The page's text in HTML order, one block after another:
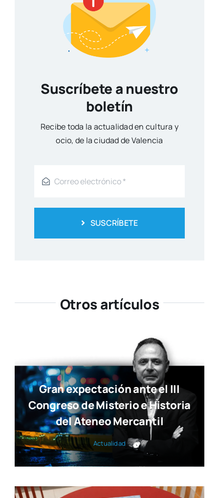
Suscríbete a nuestro
boletín
Reci­be toda la actua­li­dad en cul­tu­ra y
ocio, de la ciu­dad de Valen­cia
SUSCRÍBETE
Otros artículos
Gran expectación ante el III
Congreso de Misterio e Historia
del Ateneo Mercantil
Actua­li­dad